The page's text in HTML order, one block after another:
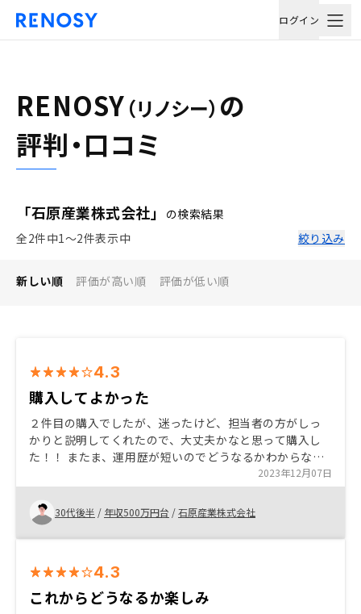
ログイン
RENOSY （リノシー） の
評判・口コミ
「石原産業株式会社」
の検索結果
全2件中1〜2件表示中
絞り込み
新しい順 評価が高い順 評価が低い順
4.3
購入してよかった
２件目の購入でしたが、迷ったけど、担当者の方がしっ
かりと説明してくれたので、大丈夫かなと思って購入し
た！！ またま、運用歴が短いのでどうなるかわからない
が老後の不安は少しは解消した！ 今後購入を迷っている
人はとりあえず話を聞くだけでも勉強になると思います
2023年12月07日
30代後半 / 年収500万円台 /石原産業株式会社
4.3
これからどうなるか楽しみ